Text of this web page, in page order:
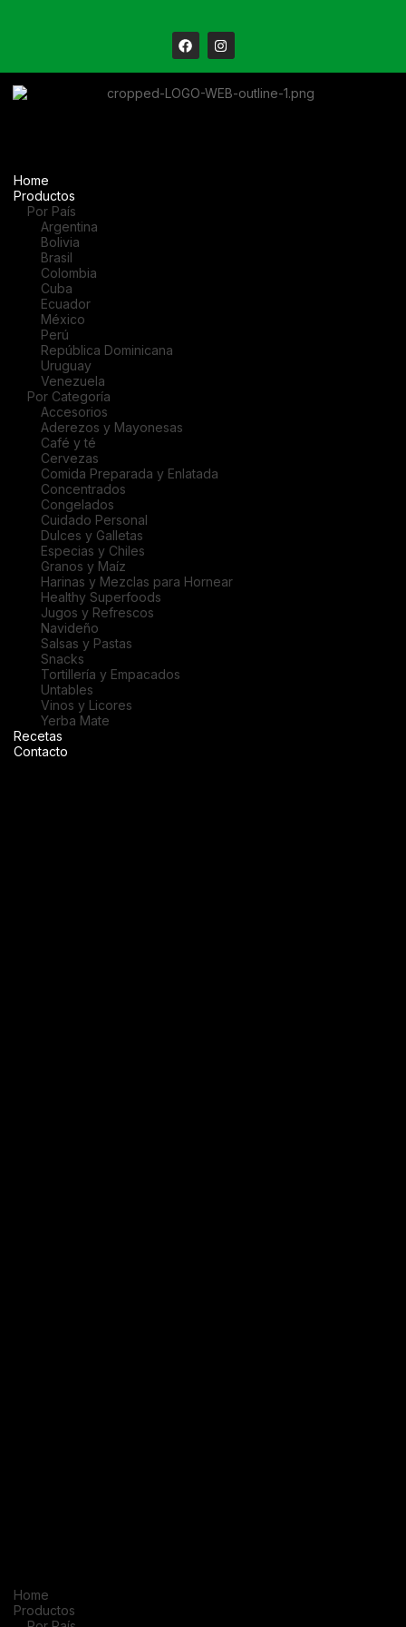
Home
Productos
Por País
Argentina
Bolivia
Brasil
Colombia
Cuba
Ecuador
México
Perú
República Dominicana
Uruguay
Venezuela
Por Categoría
Accesorios
Aderezos y Mayonesas
Café y té
Cervezas
Comida Preparada y Enlatada
Concentrados
Congelados
Cuidado Personal
Dulces y Galletas
Especias y Chiles
Granos y Maíz
Harinas y Mezclas para Hornear
Healthy Superfoods
Jugos y Refrescos
Navideño
Salsas y Pastas
Snacks
Tortillería y Empacados
Untables
Vinos y Licores
Yerba Mate
Recetas
Contacto
Home
Productos